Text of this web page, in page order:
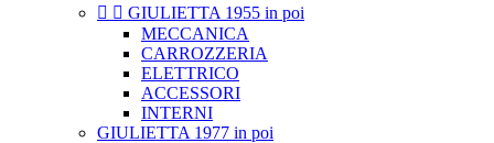
  GIULIETTA 1955 in poi
MECCANICA
CARROZZERIA
ELETTRICO
ACCESSORI
INTERNI
GIULIETTA 1977 in poi